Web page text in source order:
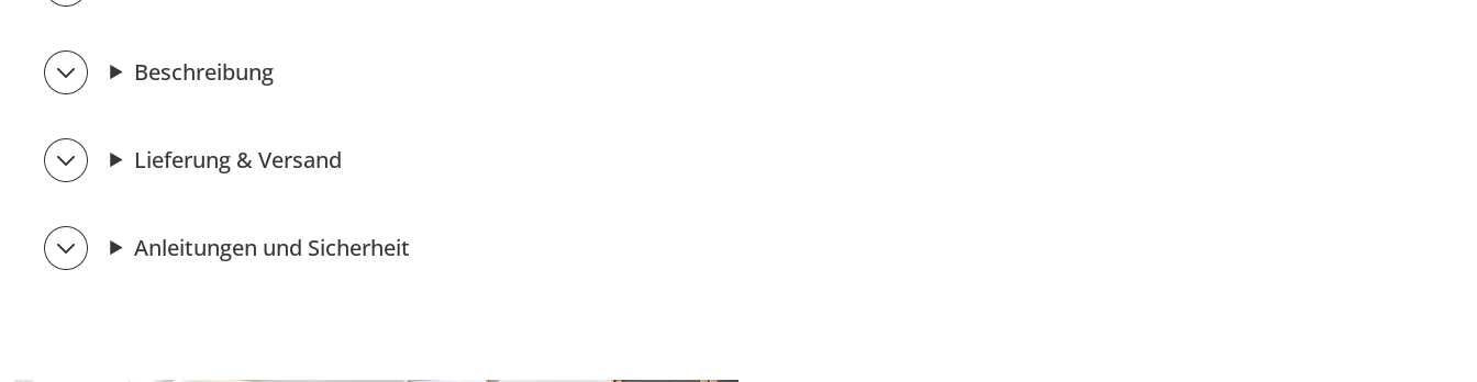
Beschreibung
Lieferung & Versand
Anleitungen und Sicherheit